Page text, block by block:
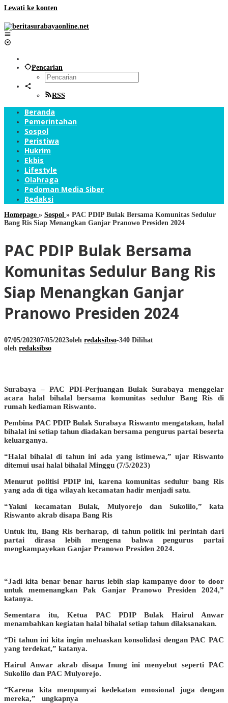
Lewati ke konten
Pencarian
RSS
Beranda
Pemerintahan
Sospol
Peristiwa
Hukrim
Ekbis
Lifestyle
Olahraga
Pedoman Media Siber
Redaksi
Homepage » Sospol » PAC PDIP Bulak Bersama Komunitas Sedulur
Bang Ris Siap Menangkan Ganjar Pranowo Presiden 2024
PAC PDIP Bulak Bersama
Komunitas Sedulur Bang Ris
Siap Menangkan Ganjar
Pranowo Presiden 2024
07/05/202307/05/2023oleh redaksibso-340 Dilihat
oleh redaksibso
Surabaya – PAC PDI-Perjuangan Bulak Surabaya menggelar
acara halal bihalal bersama komunitas sedulur Bang Ris di
rumah kediaman Riswanto.
Pembina PAC PDIP Bulak Surabaya Riswanto mengatakan, halal
bihalal ini setiap tahun diadakan bersama pengurus partai beserta
keluarganya.
“Halal bihalal di tahun ini ada yang istimewa,” ujar Riswanto
ditemui usai halal bihalal Minggu (7/5/2023)
Menurut politisi PDIP ini, karena komunitas sedulur bang Ris
yang ada di tiga wilayah kecamatan hadir menjadi satu.
“Yakni kecamatan Bulak, Mulyorejo dan Sukolilo,” kata
Riswanto akrab disapa Bang Ris
Untuk itu, Bang Ris berharap, di tahun politik ini perintah dari
partai dirasa lebih mengena bahwa pengurus partai
mengkampayekan Ganjar Pranowo Presiden 2024.
“Jadi kita benar benar harus lebih siap kampanye door to door
untuk memenangkan Pak Ganjar Pranowo Presiden 2024,”
katanya.
Sementara itu, Ketua PAC PDIP Bulak Hairul Anwar
menambahkan kegiatan halal bihalal setiap tahun dilaksanakan.
“Di tahun ini kita ingin meluaskan konsolidasi dengan PAC PAC
yang terdekat,” katanya.
Hairul Anwar akrab disapa Inung ini menyebut seperti PAC
Sukolilo dan PAC Mulyorejo.
“Karena kita mempunyai kedekatan emosional juga dengan
mereka,” ungkapnya